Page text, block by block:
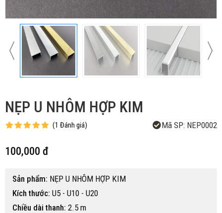
NẸP U NHÔM HỢP KIM
(1 Đánh giá) Mã SP: NEP0002
100,000 đ
Sản phẩm: NẸP U NHÔM HỢP KIM
Kích thước: U5 - U10 - U20
Chiều dài thanh: 2.5 m